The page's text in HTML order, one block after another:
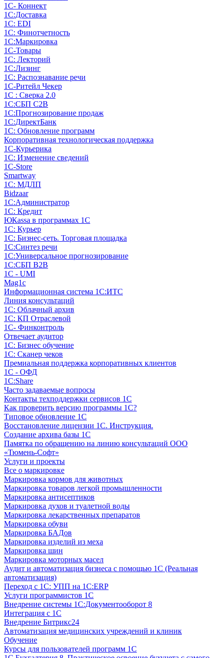
1С- Коннект
1С:Доставка
1С: EDI
1С: Финотчетность
1С:Маркировка
1С-Товары
1С: Лекторий
1С:Лизинг
1С: Распознавание речи
1C-Ритейл Чекер
1С : Сверка 2.0
1С:СБП C2B
1С:Прогнозирование продаж
1С:ДиректБанк
1С: Обновление программ
Корпоративная технологическая поддержка
1С-Курьерика
1С: Изменение сведений
1C-Store
Smartway
1С: МДЛП
Bidzaar
1С:Администратор
1С: Кредит
ЮКаssа в программах 1С
1С: Курьер
1С: Бизнес-сеть. Торговая площадка
1С:Синтез речи
1С:Универсальное прогнозирование
1С:СБП B2B
1C - UMI
Mag1c
Информационная система 1С:ИТС
Линия консультаций
1С: Облачный архив
1С: КП Отраслевой
1С- Финконтроль
Отвечает аудитор
1С: Бизнес обучение
1С: Сканер чеков
Премиальная поддержка корпоративных клиентов
1С - ОФД
1С:Share
Часто задаваемые вопросы
Контакты техподдержки сервисов 1С
Как проверить версию программы 1С?
Типовое обновление 1С
Восстановление лицензии 1С. Инструкция.
Создание архива базы 1С
Памятка по обращению на линию консультаций ООО
«Тюмень-Софт»
Услуги и проекты
Все о маркировке
Маркировка кормов для животных
Маркировка товаров легкой промышленности
Маркировка антисептиков
Маркировка духов и туалетной воды
Маркировка лекарственных препаратов
Маркировка обуви
Маркировка БАДов
Маркировка изделий из меха
Маркировка шин
Маркировка моторных масел
Аудит и автоматизация бизнеса с помощью 1С (Реальная
автоматизация)
Переход с 1С: УПП на 1С:ERP
Услуги программистов 1С
Внедрение системы 1С:Документооборот 8
Интеграция с 1С
Внедрение Битрикс24
Автоматизация медицинских учреждений и клиник
Обучение
Курсы для пользователей программ 1С